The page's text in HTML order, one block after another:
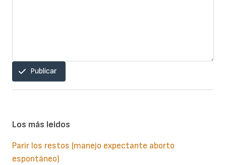
Publicar
Los más leidos
Parir los restos (manejo expectante aborto
espontáneo)